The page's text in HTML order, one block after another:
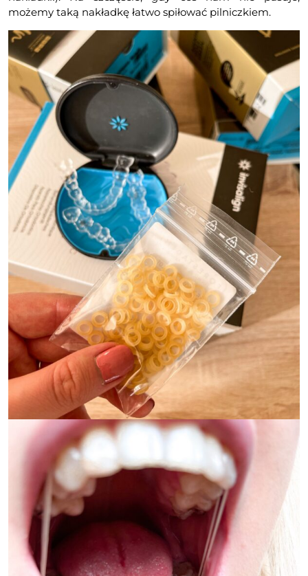
możemy taką nakładkę łatwo spiłować pilniczkiem.